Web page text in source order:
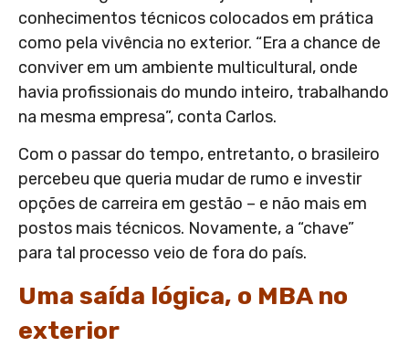
conhecimentos técnicos colocados em prática
como pela vivência no exterior. “Era a chance de
conviver em um ambiente multicultural, onde
havia profissionais do mundo inteiro, trabalhando
na mesma empresa”, conta Carlos.
Com o passar do tempo, entretanto, o brasileiro
percebeu que queria mudar de rumo e investir
opções de carreira em gestão – e não mais em
postos mais técnicos. Novamente, a “chave”
para tal processo veio de fora do país.
Uma saída lógica, o MBA no
exterior